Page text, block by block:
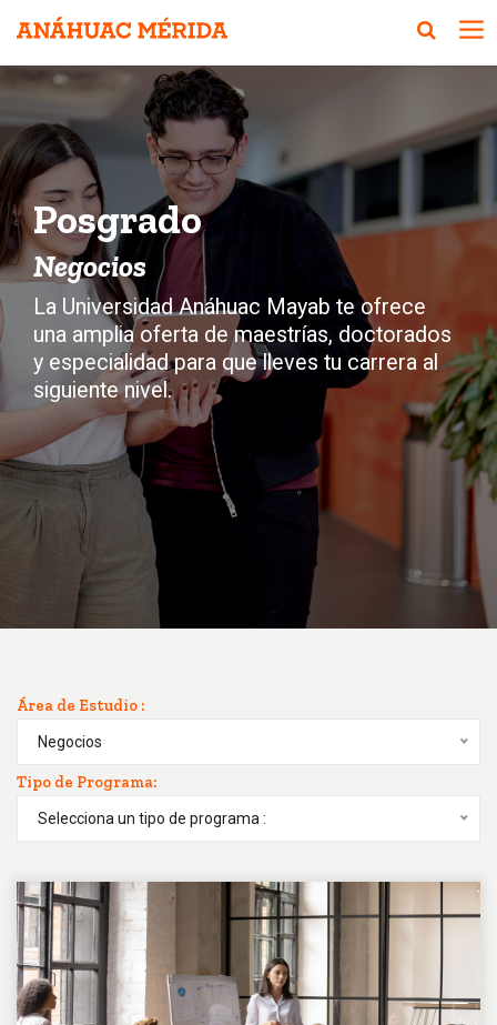
Posgrado
Negocios
La Universidad Anáhuac Mayab te ofrece
una amplia oferta de maestrías, doctorados
y especialidad para que lleves tu carrera al
siguiente nivel.
Área de Estudio :
Negocios
Tipo de Programa:
Selecciona un tipo de programa :